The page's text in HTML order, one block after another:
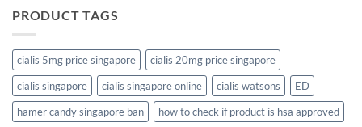
PRODUCT TAGS
cialis 5mg price singapore
cialis 20mg price singapore
cialis singapore
cialis singapore online cialis watsons
ED
hamer candy singapore ban
how to check if product is hsa approved